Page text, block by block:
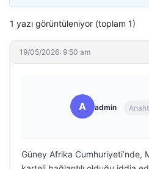
1 yazı görüntüleniyor (toplam 1)
19/05/2026: 9:50 am
A admin
Güney Afrika Cumhuriyeti’nde,